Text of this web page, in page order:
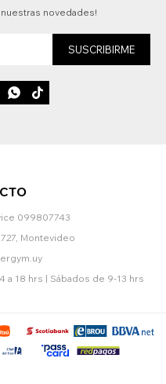
099807743
Montevideo
a 18 hrs | Sábados de 9-13 hrs
novedades!
SUSCRIBIRME
 